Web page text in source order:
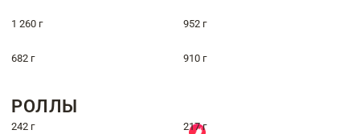
1 260 г 952 г
682 г 910 г
РОЛЛЫ
242 г 217 г